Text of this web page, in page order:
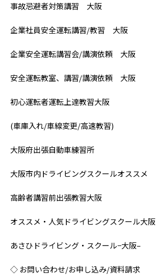
事故忌避者対策講習 大阪
企業社員安全運転講習/教習 大阪
企業安全運転講習会/講演依頼 大阪
安全運転教室、講習/講演依頼 大阪
初心運転者運転上達教習大阪
(車庫入れ/車線変更/高速教習)
大阪府出張自動車練習所
大阪市内ドライビングスクールオススメ
高齢者講習前出張教習大阪
オススメ・人気ドライビングスクール大阪
あさひドライビング・スクール−大阪–
◇ お問い合わせ/お申し込み/資料請求